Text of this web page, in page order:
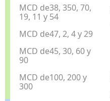
MCD de38, 350, 70,
19, 11 y 54
MCD de47, 2, 4 y 29
MCD de45, 30, 60 y
90
MCD de100, 200 y
300